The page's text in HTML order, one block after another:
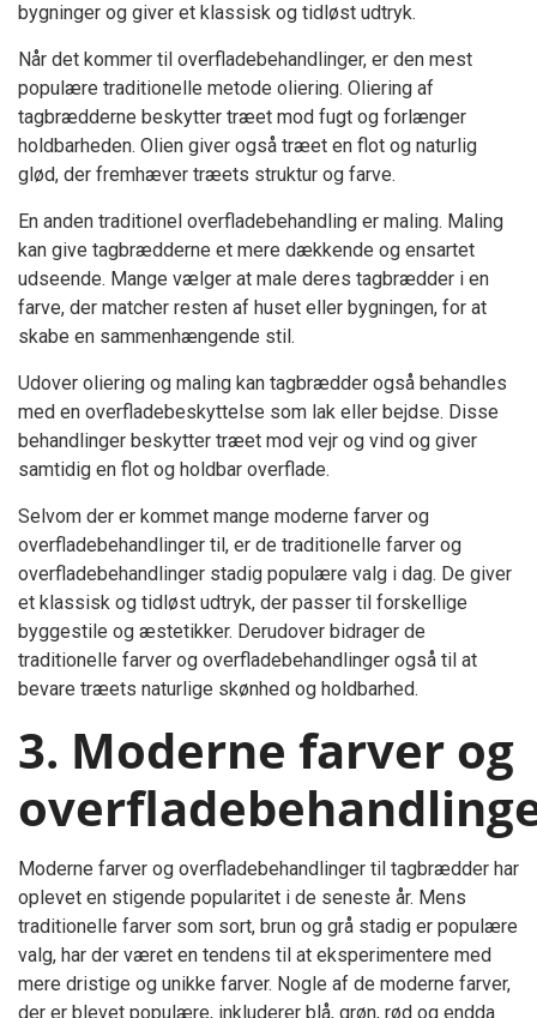
bygninger og giver et klassisk og tidløst udtryk.
Når det kommer til overfladebehandlinger, er den mest
populære traditionelle metode oliering. Oliering af
tagbrædderne beskytter træet mod fugt og forlænger
holdbarheden. Olien giver også træet en flot og naturlig
glød, der fremhæver træets struktur og farve.
En anden traditionel overfladebehandling er maling. Maling
kan give tagbrædderne et mere dækkende og ensartet
udseende. Mange vælger at male deres tagbrædder i en
farve, der matcher resten af huset eller bygningen, for at
skabe en sammenhængende stil.
Udover oliering og maling kan tagbrædder også behandles
med en overfladebeskyttelse som lak eller bejdse. Disse
behandlinger beskytter træet mod vejr og vind og giver
samtidig en flot og holdbar overflade.
Selvom der er kommet mange moderne farver og
overfladebehandlinger til, er de traditionelle farver og
overfladebehandlinger stadig populære valg i dag. De giver
et klassisk og tidløst udtryk, der passer til forskellige
byggestile og æstetikker. Derudover bidrager de
traditionelle farver og overfladebehandlinger også til at
bevare træets naturlige skønhed og holdbarhed.
3. Moderne farver og
Moderne farver og overfladebehandlinger til tagbrædder har
oplevet en stigende popularitet i de seneste år. Mens
traditionelle farver som sort, brun og grå stadig er populære
valg, har der været en tendens til at eksperimentere med
mere dristige og unikke farver. Nogle af de moderne farver,
der er blevet populære, inkluderer blå, grøn, rød og endda